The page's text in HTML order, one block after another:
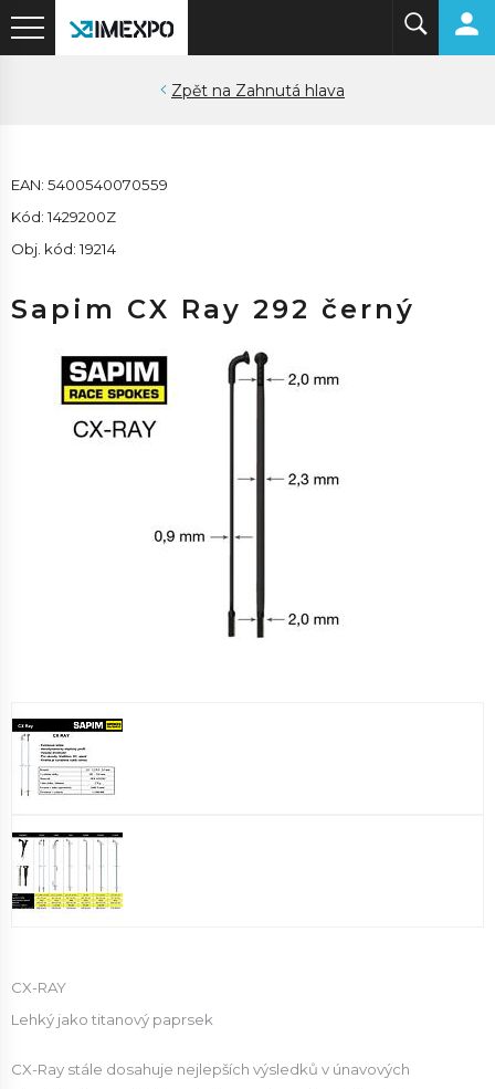
Zahnutá hlava
EAN: 5400540070559
Kód: 1429200Z
Obj. kód: 19214
Sapim CX Ray 292 černý
CX-RAY
Lehký jako titanový paprsek
CX-Ray stále dosahuje nejlepších výsledků v únavových